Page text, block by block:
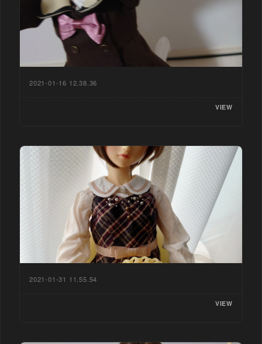
2021-01-16 12.38.36
VIEW
2021-01-31 11.55.54
VIEW